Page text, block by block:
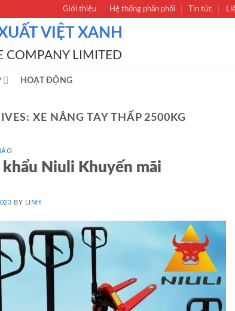
Giới thiệu Hệ thống phân phối Tin tức
VIỆT XANH
COMPANY LIMITED
HOẠT ĐỘNG
XE NÂNG TAY THẤP 2500KG
khẩu Niuli Khuyến mãi
BY LINH